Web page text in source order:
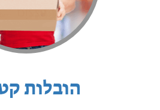
הובלות